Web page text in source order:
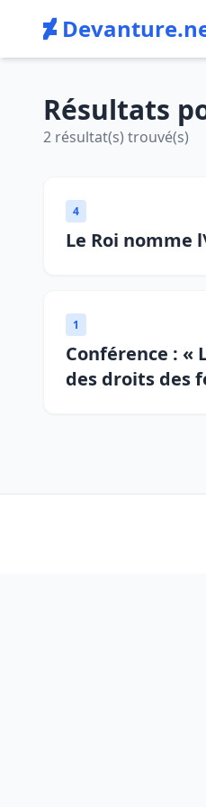
Résultats
2 résultat(s) trouvé(s)
4
Le Roi nomme
1
Conférence :
des droits des